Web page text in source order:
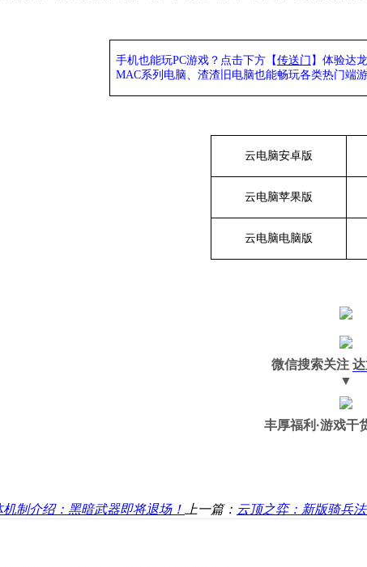
手机也能玩PC游戏？点击下方【传送门 】 体验达龙
MAC系列电脑、 渣渣旧电脑也能畅玩各类热门端
云电脑安卓版
云电脑苹果版
云电脑电脑版
微信搜索关注
▼
丰厚福利 ·游戏干
机制介绍：黑暗武器即将退场！ 上一篇： 云顶之弈：新版骑兵